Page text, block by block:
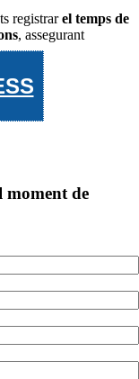
registrarel temps de
, assegurant
moment de